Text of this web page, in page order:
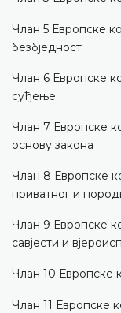
Члан 5 Европске
безбједност
Члан 6 Европске
суђење
Члан 7 Европске
основу закона
Члан 8 Европске
приватног и
Члан 9 Европске
савјести и
Члан 10 Европске
Члан 11 Европске